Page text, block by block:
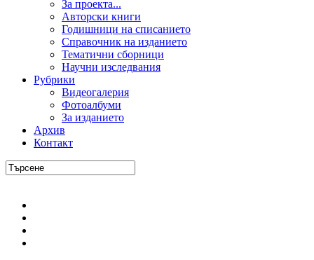
За проекта...
Авторски книги
Годишници на списанието
Справочник на изданието
Тематични сборници
Научни изследвания
Рубрики
Видеогалерия
Фотоалбуми
За изданието
Архив
Контакт